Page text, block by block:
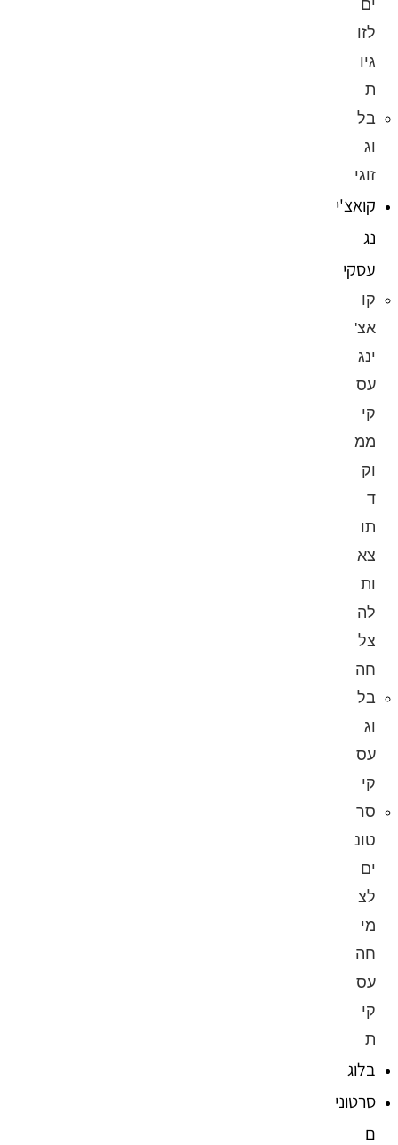
ים
לזו
גיו
ת
בל
וג
זוגי
קואצ'י
נג
עסקי
קו
אצ'
ינג
עס
קי
ממ
וק
ד
תו
צא
ות
לה
צל
חה
בל
וג
עס
קי
סר
טונ
ים
לצ
מי
חה
עס
קי
ת
בלוג
סרטוני
ם